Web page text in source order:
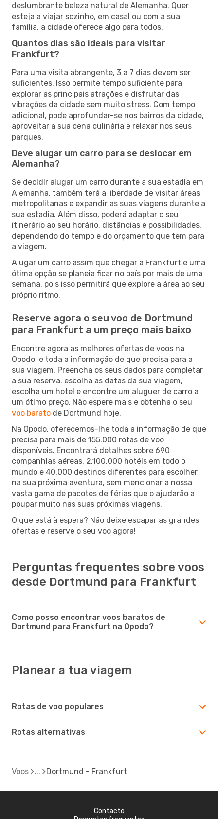
deslumbrante beleza natural de Alemanha. Quer
esteja a viajar sozinho, em casal ou com a sua
família, a cidade oferece algo para todos.
Quantos dias são ideais para visitar
Frankfurt?
Para uma visita abrangente, 3 a 7 dias devem ser
suficientes. Isso permite tempo suficiente para
explorar as principais atrações e disfrutar das
vibrações da cidade sem muito stress. Com tempo
adicional, pode aprofundar-se nos bairros da cidade,
aproveitar a sua cena culinária e relaxar nos seus
parques.
Deve alugar um carro para se deslocar em
Alemanha?
Se decidir alugar um carro durante a sua estadia em
Alemanha, também terá a liberdade de visitar áreas
metropolitanas e expandir as suas viagens durante a
sua estadia. Além disso, poderá adaptar o seu
itinerário ao seu horário, distâncias e possibilidades,
dependendo do tempo e do orçamento que tem para
a viagem.
Alugar um carro assim que chegar a Frankfurt é uma
ótima opção se planeia ficar no país por mais de uma
semana, pois isso permitirá que explore a área ao seu
próprio ritmo.
Reserve agora o seu voo de Dortmund
para Frankfurt a um preço mais baixo
Encontre agora as melhores ofertas de voos na
Opodo, e toda a informação de que precisa para a
sua viagem. Preencha os seus dados para completar
a sua reserva: escolha as datas da sua viagem,
escolha um hotel e encontre um aluguer de carro a
um ótimo preço. Não espere mais e obtenha o seu
voo barato de Dortmund hoje.
Na Opodo, oferecemos-lhe toda a informação de que
precisa para mais de 155.000 rotas de voo
disponíveis. Encontrará detalhes sobre 690
companhias aéreas, 2.100.000 hotéis em todo o
mundo e 40.000 destinos diferentes para escolher
na sua próxima aventura, sem mencionar a nossa
vasta gama de pacotes de férias que o ajudarão a
poupar muito nas suas próximas viagens.
O que está à espera? Não deixe escapar as grandes
ofertas e reserve o seu voo agora!
Perguntas frequentes sobre voos
desde Dortmund para Frankfurt
Como posso encontrar voos baratos de
Dortmund para Frankfurt na Opodo?
Planear a tua viagem
Rotas de voo populares
Rotas alternativas
Voos Dortmund - Frankfurt
Contacto